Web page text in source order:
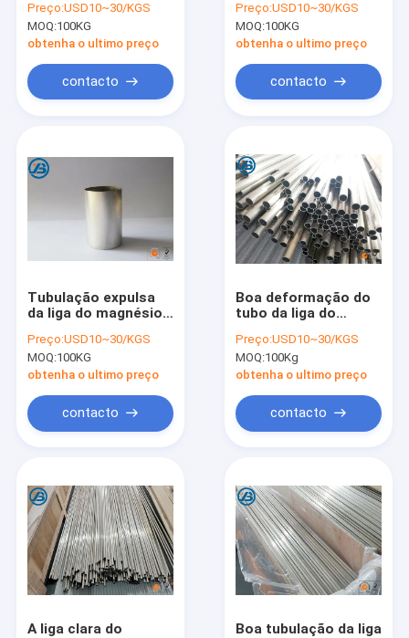
Sobre nós
Excursão da fábrica
Notícia
Peça umas citações
Folha da liga do magnésio
Placa da liga do magnésio
Placa da heliogravura do magnésio
AZ61A da liga do
magnésio para fazer
à máquina
Preço:USD10~30/KGS
MOQ:100KG
obtenha o ultimo preço
contacto
AZ31B expulsou tubo
usado para a
estrutura
Preço:USD10~30/KGS
MOQ:100KG
obtenha o ultimo preço
contacto
Tubulação expulsa
da liga do magnésio
ASTM G-97 da liga do
magnésio
Preço:USD10~30/KGS
MOQ:100KG
obtenha o ultimo preço
contacto
Boa deformação do
tubo da liga do
resistência de
Corrostion não
Preço:USD10~30/KGS
MOQ:100Kg
obtenha o ultimo preço
contacto
A liga clara do
Boa tubulação da liga